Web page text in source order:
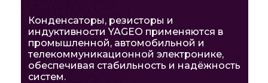
Конденсаторы, резисторы и
индуктивности YAGEO применяются в
промышленной, автомобильной и
телекоммуникационной электронике,
обеспечивая стабильность и надёжность
систем.